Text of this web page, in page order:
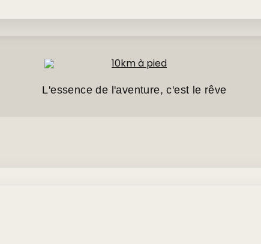
L'essence de l'aventure, c'est le rêve